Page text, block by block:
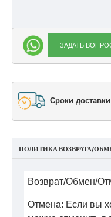
ЗАДАТЬ ВОПРОС
Сроки
ПОЛИТИКА ВОЗВРАТА/
Возврат/Обмен/
Отмена: Если вы